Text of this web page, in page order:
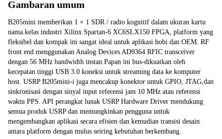
Gambaran umum
B205mini memberikan 1 × 1 SDR / radio kognitif dalam ukuran kartu
nama.kelas industri Xilinx Spartan-6 XC6SLX150 FPGA, platform yang
fleksibel dan kompak ini sangat ideal untuk aplikasi hobi dan OEM. RF
front end menggunakan Analog Devices AD9364 RFIC transceiver
dengan 56 MHz bandwidth instan.Papan ini bus-dikuatkan oleh
kecepatan tinggi USB 3.0 koneksi untuk streaming data ke komputer
host. USRP B205mini-i juga mencakup konektor untuk GPIO, JTAG,dan
sinkronisasi dengan sinyal input referensi jam 10 MHz atau referensi
waktu PPS. API perangkat lunak USRP Hardware Driver mendukung
semua produk USRP dan memungkinkan pengguna untuk
mengembangkan aplikasi secara efisien dan kemudian transisi desain
antara platform dengan mulus seiring kebutuhan berkembang.